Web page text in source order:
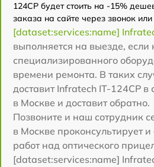
124CP будет стоить на -15%
заказа на сайте через звонок
[dataset:services:name]
выполняется на выезде, если
специализированного
времени ремонта. В таких
доставит Infratech IT-124CP
в Москве и доставит обратно.
Позвоните и наш сотрудник
в Москве проконсультирует и
работ над оптического
[dataset:services:name]